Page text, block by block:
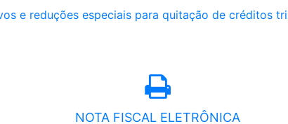
e reduções especiais para quitação de créditos
NOTA FISCAL ELETRÔNICA